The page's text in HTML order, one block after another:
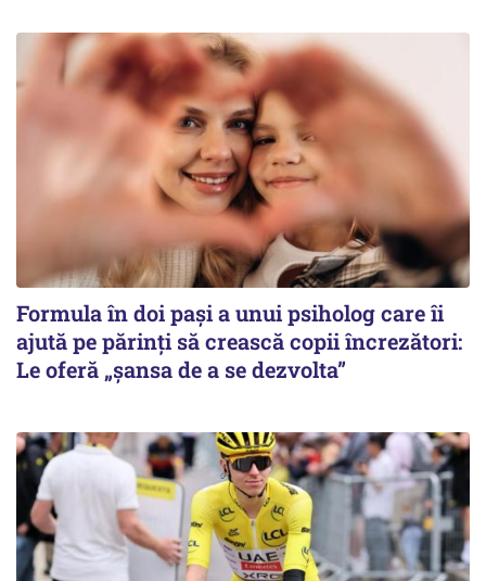
Formula în doi pași a unui psiholog care îi
ajută pe părinți să crească copii încrezători:
Le oferă „șansa de a se dezvolta”